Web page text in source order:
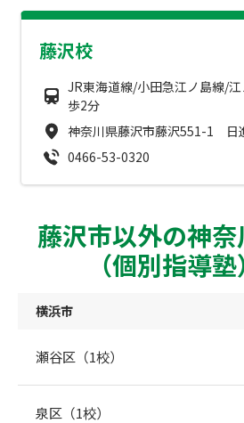
藤沢校
JR東海道線/小田急江ノ島線/
歩2分
神奈川県藤沢市藤沢551-1 日
0466-53-0320
藤沢市以外の神
（個別指導
横浜市
瀬谷区（1校）
泉区（1校）